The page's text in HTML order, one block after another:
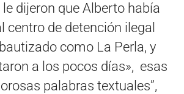
le dijeron que Alberto había
centro de detención ilegal
como La Perla, y
a los pocos días», esas
palabras textuales”,